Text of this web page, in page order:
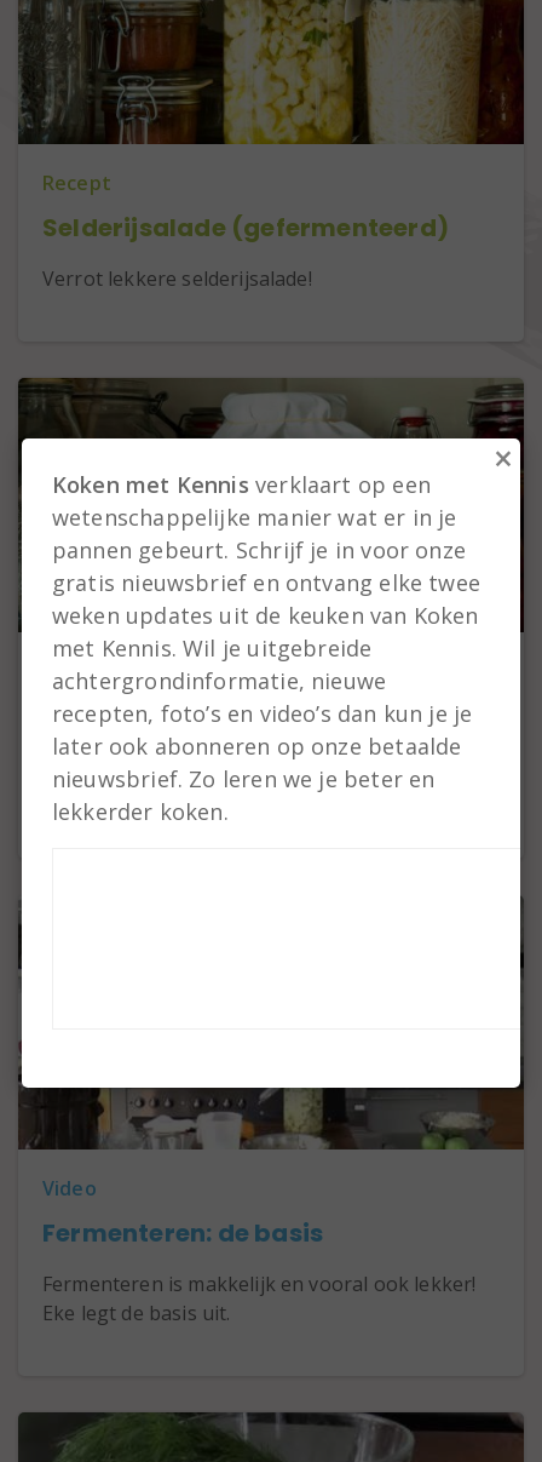
Recept
Selderijsalade (gefermenteerd)
Verrot lekkere selderijsalade!
Recept
Gefermenteerde bloemkool
Lekker voor door salades of als rauwkost met
een dipje
Video
Fermenteren: de basis
Fermenteren is makkelijk en vooral ook lekker!
Eke legt de basis uit.
Koken met Kennis verklaart op een
wetenschappelijke manier wat er in je
pannen gebeurt. Schrijf je in voor onze
gratis nieuwsbrief en ontvang elke twee
weken updates uit de keuken van Koken
met Kennis. Wil je uitgebreide
achtergrondinformatie, nieuwe
recepten, foto’s en video’s dan kun je je
later ook abonneren op onze betaalde
nieuwsbrief. Zo leren we je beter en
lekkerder koken.
×